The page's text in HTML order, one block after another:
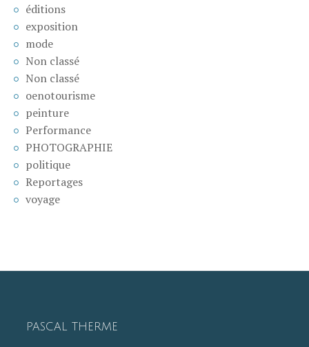
éditions
exposition
mode
Non classé
Non classé
oenotourisme
peinture
Performance
PHOTOGRAPHIE
politique
Reportages
voyage
PASCAL THERME